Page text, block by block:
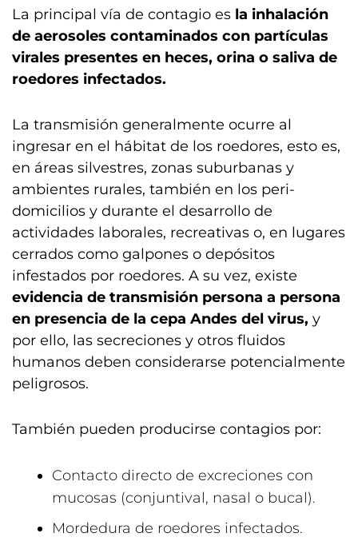
La principal vía de contagio es la inhalación
de aerosoles contaminados con partículas
virales presentes en heces, orina o saliva de
roedores infectados.
La transmisión generalmente ocurre al
ingresar en el hábitat de los roedores, esto es,
en áreas silvestres, zonas suburbanas y
ambientes rurales, también en los peri-
domicilios y durante el desarrollo de
actividades laborales, recreativas o, en lugares
cerrados como galpones o depósitos
infestados por roedores. A su vez, existe
evidencia de transmisión persona a persona
en presencia de la cepa Andes del virus, y
por ello, las secreciones y otros fluidos
humanos deben considerarse potencialmente
peligrosos.
También pueden producirse contagios por:
Contacto directo de excreciones con
mucosas (conjuntival, nasal o bucal).
Mordedura de roedores infectados.